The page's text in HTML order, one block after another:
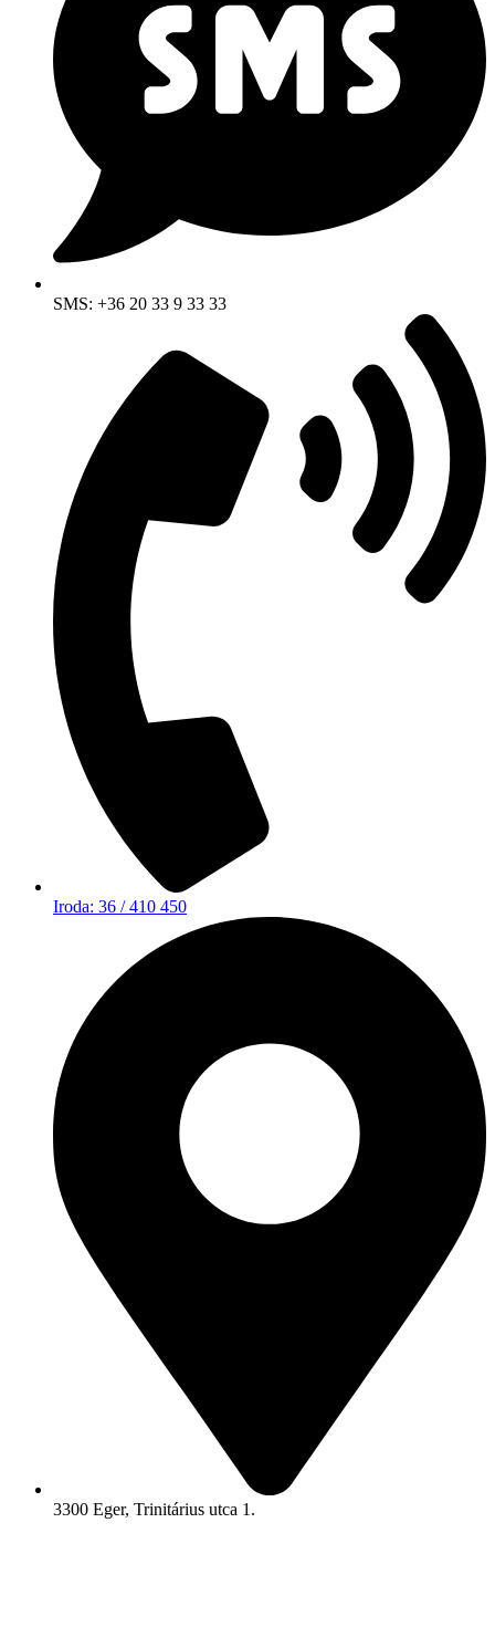
SMS: +36 20 33 9 33 33
Iroda: 36 / 410 450
3300 Eger, Trinitárius utca 1.